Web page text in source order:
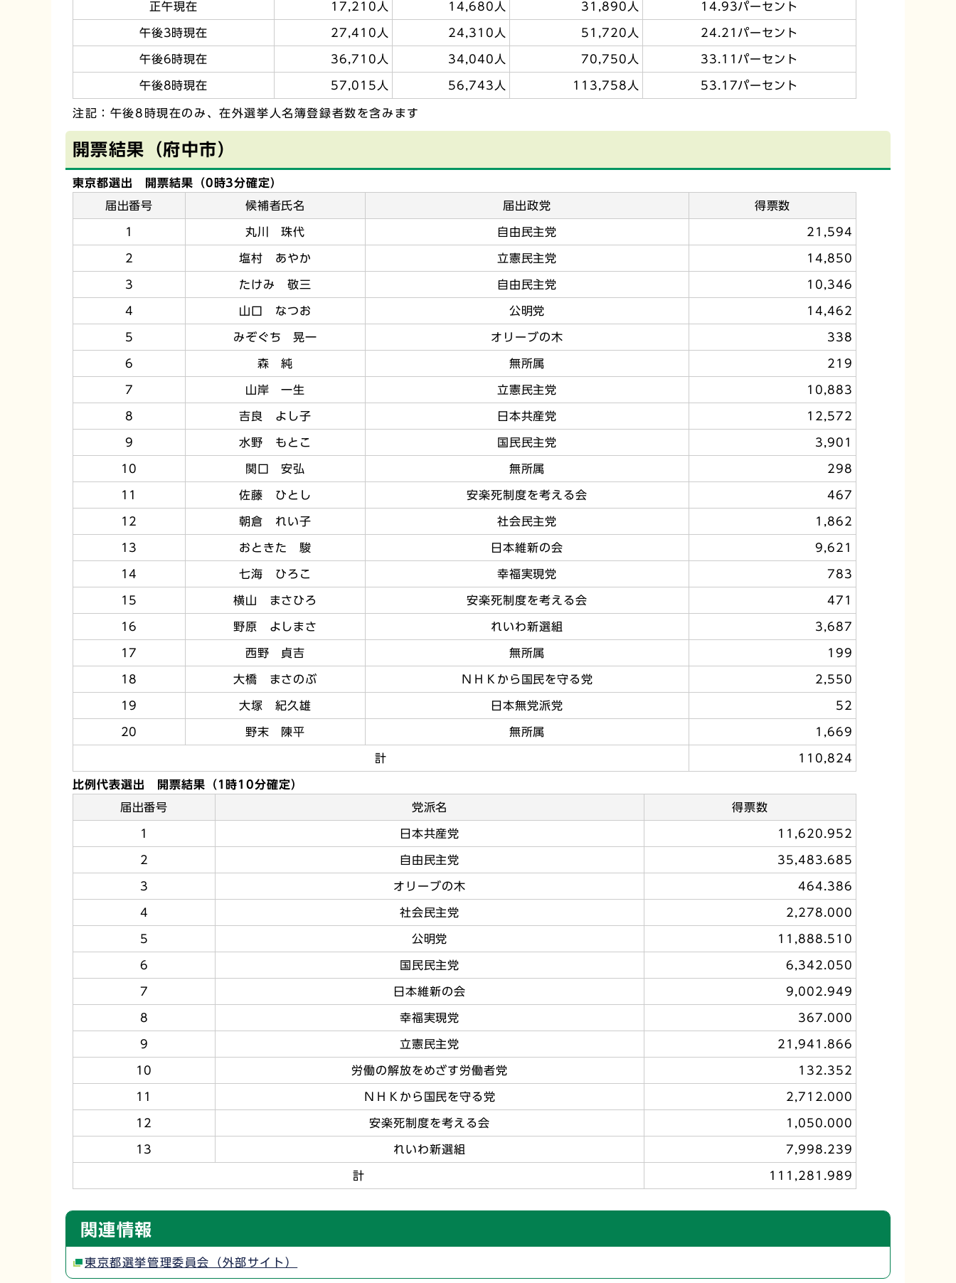
正午現在 17,210人 14,680人 31,890人 14.93パーセント
午後3時現在 27,410人 24,310人 51,720人 24.21パーセント
午後6時現在 36,710人 34,040人 70,750人 33.11パーセント
午後8時現在 57,015人 56,743人 113,758人 53.17パーセント
注記：午後8時現在のみ、在外選挙人名簿登録者数を含みます
開票結果（府中市）
東京都選出 開票結果（0時3分確定）
届出番号
候補者氏名 届出政党 得票数
1 丸川 珠代 自由民主党 21,594
2 塩村 あやか 立憲民主党 14,850
3 たけみ 敬三 自由民主党 10,346
4 山口 なつお 公明党 14,462
5 みぞぐち 晃一 オリーブの木 338
6 森 純 無所属 219
7 山岸 一生 立憲民主党 10,883
8 吉良 よし子 日本共産党 12,572
9 水野 もとこ 国民民主党 3,901
10 関口 安弘 無所属 298
11 佐藤 ひとし 安楽死制度を考える会 467
12 朝倉 れい子 社会民主党 1,862
13 おときた 駿 日本維新の会 9,621
14 七海 ひろこ 幸福実現党 783
15 横山 まさひろ 安楽死制度を考える会 471
16 野原 よしまさ れいわ新選組 3,687
17 西野 貞吉 無所属 199
18 大橋 まさのぶ ＮＨＫから国民を守る党 2,550
19 大塚 紀久雄 日本無党派党 52
20 野末 陳平 無所属 1,669
計 110,824
比例代表選出 開票結果（1時10分確定）
届出番号
党派名 得票数
1 日本共産党 11,620.952
2 自由民主党 35,483.685
3 オリーブの木 464.386
4 社会民主党 2,278.000
5 公明党 11,888.510
6 国民民主党 6,342.050
7 日本維新の会 9,002.949
8 幸福実現党 367.000
9 立憲民主党 21,941.866
10 労働の解放をめざす労働者党 132.352
11 ＮＨＫから国民を守る党 2,712.000
12 安楽死制度を考える会 1,050.000
13 れいわ新選組 7,998.239
計 111,281.989
関連情報
東京都選挙管理委員会（外部サイト）